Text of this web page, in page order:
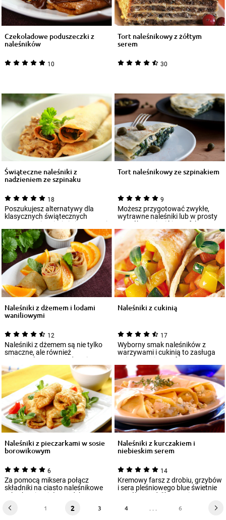
Czekoladowe poduszeczki z
naleśników
10
Tort naleśnikowy z żółtym
serem
30
Świąteczne naleśniki z
nadzieniem ze szpinaku
18
Poszukujesz alternatywy dla
klasycznych świątecznych
potraw? Zainspiruj się i przygotuj
naleśniki...
Tort naleśnikowy ze szpinakiem
9
Możesz przygotować zwykłe,
wytrawne naleśniki lub w prosty
sposób zamienić je w efektowny
tort ze...
Naleśniki z dżemem i lodami
waniliowymi
12
Naleśniki z dżemem są nie tylko
smaczne, ale również
uniwersalne – sprawdzą się na
drugie śniadan...
Naleśniki z cukinią
17
Wyborny smak naleśników z
warzywami i cukinią to zasługa
m.in. wyrazistego farszu. Do jego
przygo...
Naleśniki z pieczarkami w sosie
borowikowym
6
Za pomocą miksera połącz
składniki na ciasto naleśnikowe
tak, aby nie miało grudek.
Naleśniki z kurczakiem i
niebieskim serem
14
Kremowy farsz z drobiu, grzybów
i sera pleśniowego blue świetnie
współgra z delikatnymi
1 2 3 4 6